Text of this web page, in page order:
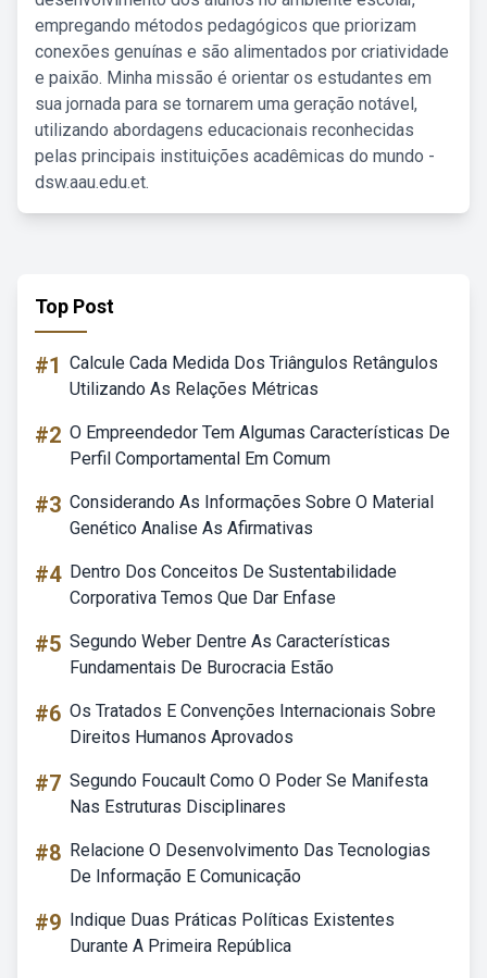
empregando métodos pedagógicos que priorizam
conexões genuínas e são alimentados por criatividade
e paixão. Minha missão é orientar os estudantes em
sua jornada para se tornarem uma geração notável,
utilizando abordagens educacionais reconhecidas
pelas principais instituições acadêmicas do mundo -
dsw.aau.edu.et.
Top Post
#1 Calcule Cada Medida Dos Triângulos Retângulos
Utilizando As Relações Métricas
#2 O Empreendedor Tem Algumas Características De
Perfil Comportamental Em Comum
#3 Considerando As Informações Sobre O Material
Genético Analise As Afirmativas
#4 Dentro Dos Conceitos De Sustentabilidade
Corporativa Temos Que Dar Enfase
#5 Segundo Weber Dentre As Características
Fundamentais De Burocracia Estão
#6 Os Tratados E Convenções Internacionais Sobre
Direitos Humanos Aprovados
#7 Segundo Foucault Como O Poder Se Manifesta
Nas Estruturas Disciplinares
#8 Relacione O Desenvolvimento Das Tecnologias
De Informação E Comunicação
#9 Indique Duas Práticas Políticas Existentes
Durante A Primeira República